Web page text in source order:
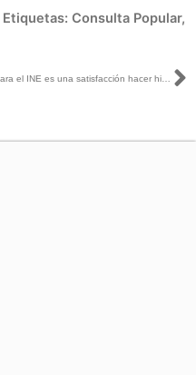
Etiquetas: Consulta Popular,
Para el INE es una satisfacción hacer historia con este primer ejercicio de consulta popular: José Roberto Ruiz con Paola Becerra